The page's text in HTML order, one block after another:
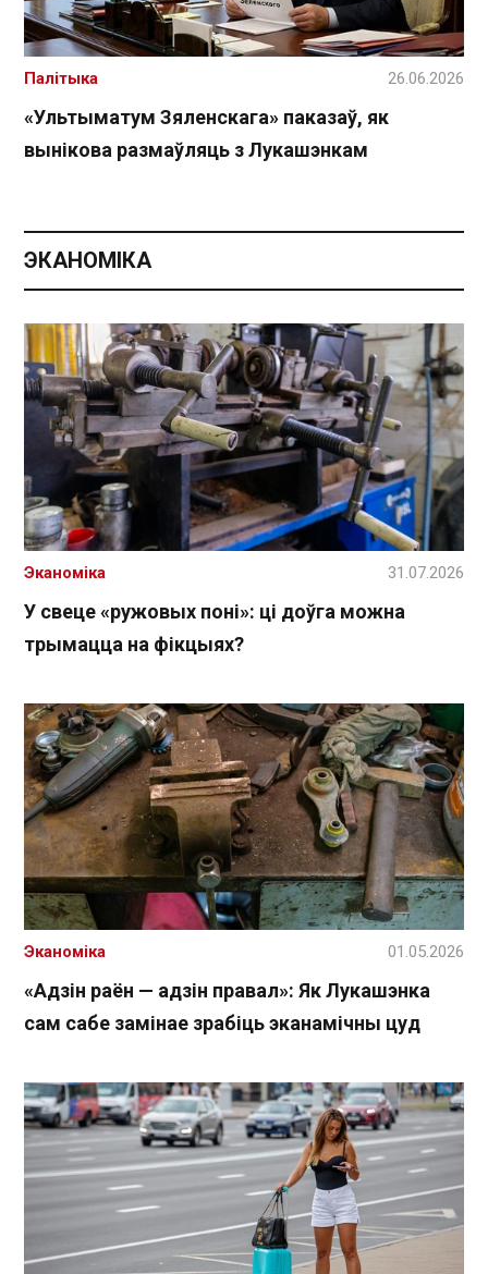
«Ультыматум Зяленскага» паказаў, як
вынікова размаўляць з Лукашэнкам
Палітыка 26.06.2026
ЭКАНОМІКА
У свеце «ружовых поні»: ці доўга можна
трымацца на фікцыях?
Эканоміка 31.07.2026
«Адзін раён — адзін правал»: Як Лукашэнка
сам сабе замінае зрабіць эканамічны цуд
Эканоміка 01.05.2026